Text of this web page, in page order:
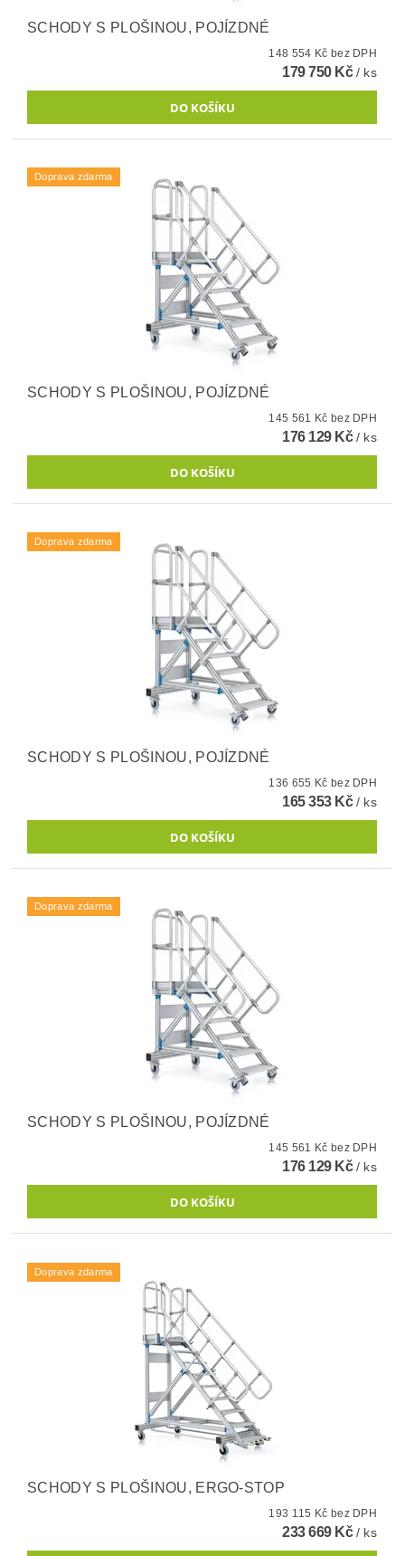
SCHODY S PLOŠINOU, POJÍZDNÉ
148 554 Kč bez DPH
179 750 Kč/ ks
Doprava zdarma
SCHODY S PLOŠINOU, POJÍZDNÉ
145 561 Kč bez DPH
176 129 Kč/ ks
Doprava zdarma
SCHODY S PLOŠINOU, POJÍZDNÉ
136 655 Kč bez DPH
165 353 Kč/ ks
Doprava zdarma
SCHODY S PLOŠINOU, POJÍZDNÉ
145 561 Kč bez DPH
176 129 Kč/ ks
Doprava zdarma
SCHODY S PLOŠINOU, ERGO-STOP
193 115 Kč bez DPH
233 669 Kč/ ks